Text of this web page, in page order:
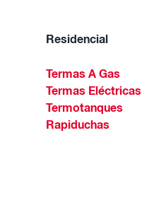
Residencial
Termas A Gas
Termas Eléctricas
Termotanques
Rapiduchas